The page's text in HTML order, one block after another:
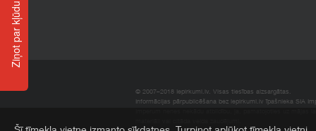
© 2007–2018 Iepirkumi.lv. Visas tiesības aizsargātas.
Informācijas pārpublicēšana bez iepirkumi.lv īpašnieka SIA
Ziņot par kļūdu